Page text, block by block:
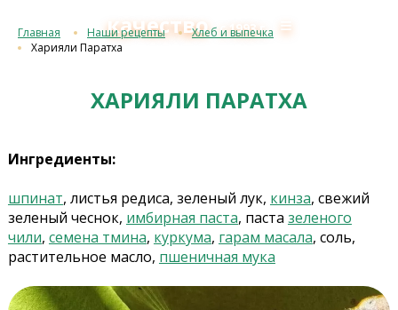
качество с 1993 г.≡
Главная Наши рецепты
Хлеб и выпечка
Харияли Паратха
ХАРИЯЛИ ПАРАТХА
Ингредиенты:
шпинат, листья редиса, зеленый лук, кинза, свежий
зеленый чеснок, имбирная паста, паста зеленого
чили, семена тмина, куркума, гарам масала, соль,
растительное масло, пшеничная мука